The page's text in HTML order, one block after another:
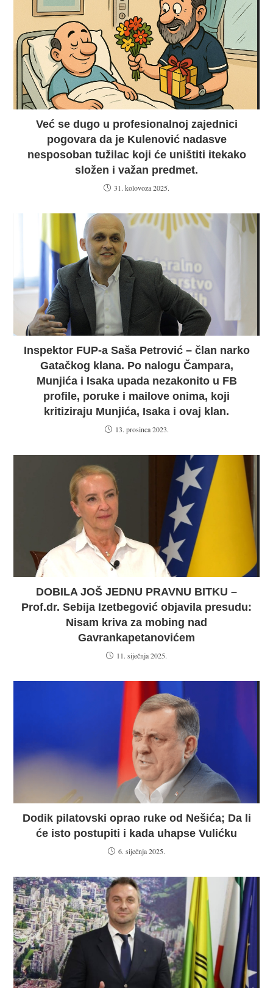
Već se dugo u profesionalnoj zajednici
pogovara da je Kulenović nadasve
nesposoban tužilac koji će uništiti itekako
složen i važan predmet.
31. kolovoza 2025.
Inspektor FUP-a Saša Petrović – član narko
Gatačkog klana. Po nalogu Čampara,
Munjića i Isaka upada nezakonito u FB
profile, poruke i mailove onima, koji
kritiziraju Munjića, Isaka i ovaj klan.
13. prosinca 2023.
DOBILA JOŠ JEDNU PRAVNU BITKU –
Prof.dr. Sebija Izetbegović objavila presudu:
Nisam kriva za mobing nad
Gavrankapetanovićem
11. siječnja 2025.
Dodik pilatovski oprao ruke od Nešića; Da li
će isto postupiti i kada uhapse Vulićku
6. siječnja 2025.